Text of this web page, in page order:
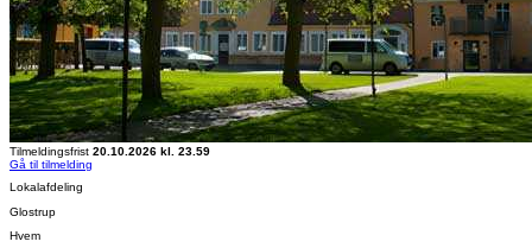
Tilmeldingsfrist 20.10.2026 kl. 23.59
Gå til tilmelding
Lokalafdeling
Glostrup
Hvem